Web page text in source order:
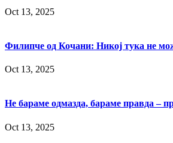
Oct 13, 2025
Филипче од Кочани: Никој тука не
Oct 13, 2025
Не бараме одмазда, бараме правда –
Oct 13, 2025